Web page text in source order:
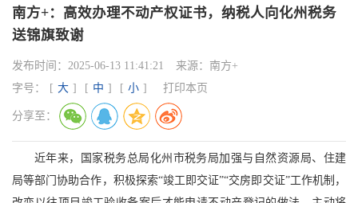
南方+：高效办理不动产权证书，纳税人向化州税务
送锦旗致谢
发布时间： 2025-06-13 11:41:21 来源： 南方+
字号：
[ 大 ] [ 中 ] [ 小 ] 打印本页
分享至：
近年来，国家税务总局化州市税务局加强与自然资源局、住建
局等部门协助合作，积极探索“竣工即交证”“交房即交证”工作机制，